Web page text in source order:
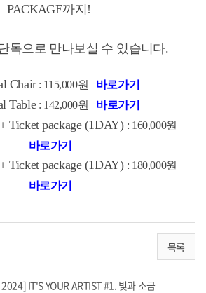
PACKAGE까지!
독으로 만나보실 수 있습니다.
Chair: 115,000원 바로가기
Table: 142,000원 바로가기
Ticket package (1DAY) : 160,000원
바로가기
Ticket package (1DAY) : 180,000원
바로가기
목록
IT'S YOUR ARTIST #1. 빛과 소금